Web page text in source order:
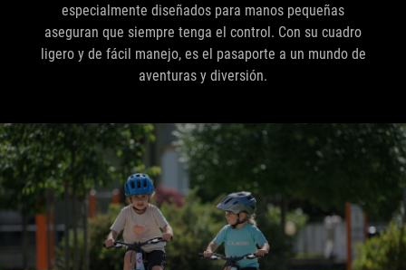
especialmente diseñados para manos pequeñas
aseguran que siempre tenga el control. Con su cuadro
ligero y de fácil manejo, es el pasaporte a un mundo de
aventuras y diversión.